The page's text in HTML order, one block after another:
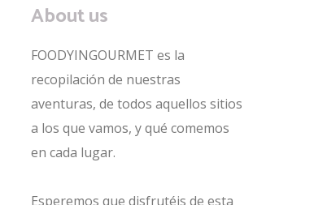
About us
FOODYINGOURMET es la
recopilación de nuestras
aventuras, de todos aquellos sitios
a los que vamos, y qué comemos
en cada lugar.
Esperemos que disfrutéis de esta